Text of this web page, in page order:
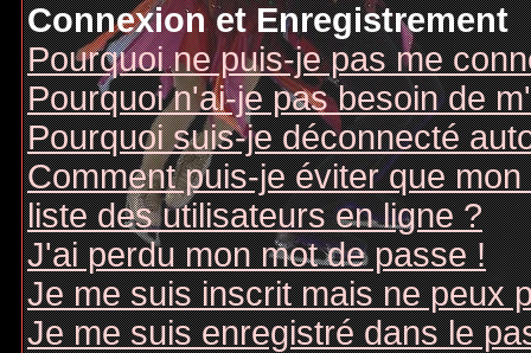
Connexion et Enregistrement
Pourquoi ne puis-je pas me
Pourquoi n'ai-je pas besoin de
Pourquoi suis-je déconnecté
Comment puis-je éviter que
liste des utilisateurs en ligne ?
J'ai perdu mon mot de passe !
Je me suis inscrit mais ne peux
Je me suis enregistré dans le